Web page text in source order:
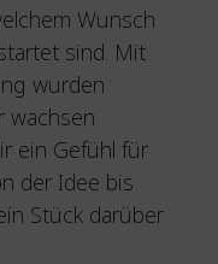
Wunsch
sind. Mit
wurden
wachsen
ein Gefühl für
der Idee bis
Stück darüber